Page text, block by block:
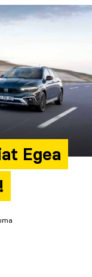
Egea